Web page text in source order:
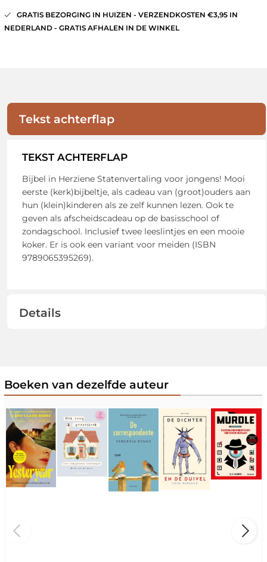
GRATIS BEZORGING IN HUIZEN - VERZENDKOSTEN €3,95 IN
NEDERLAND - GRATIS AFHALEN IN DE WINKEL
Tekst achterflap
TEKST ACHTERFLAP
Bijbel in Herziene Statenvertaling voor jongens! Mooi
eerste (kerk)bijbeltje, als cadeau van (groot)ouders aan
hun (klein)kinderen als ze zelf kunnen lezen. Ook te
geven als afscheidscadeau op de basisschool of
zondagschool. Inclusief twee leeslintjes en een mooie
koker. Er is ook een variant voor meiden (ISBN
9789065395269).
Details
Boeken van dezelfde auteur